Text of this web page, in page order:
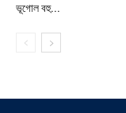
ভূগোল বহু...